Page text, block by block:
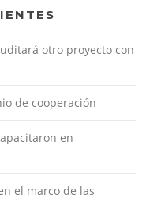
otro proyecto con
de cooperación
en
el marco de las